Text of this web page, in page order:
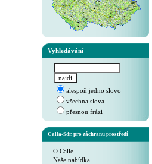
Vyhledávání
alespoň jedno slovo
všechna slova
přesnou frázi
Calla-Sdr. pro záchranu prostředí
O Calle
Naše nabídka